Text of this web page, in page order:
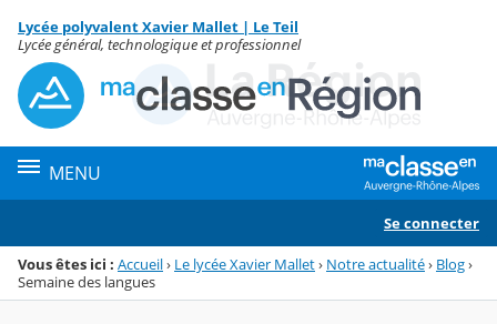
Menu de la rubrique
Contenu
Lycée polyvalent Xavier Mallet | Le Teil
Lycée général, technologique et professionnel
MENU
Se connecter
Vous êtes ici : Accueil› Le lycée Xavier Mallet› Notre actualité› Blog›
Semaine des langues